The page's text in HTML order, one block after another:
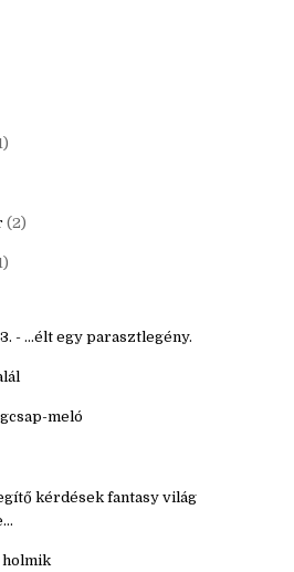
(2)
- ...élt egy parasztlegény.
meló
kérdések fantasy világ